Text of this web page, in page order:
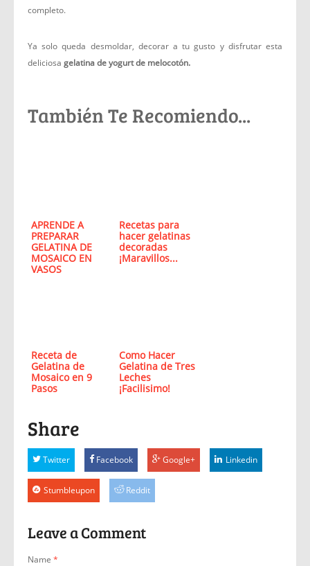
completo.
Ya solo queda desmoldar, decorar a tu gusto y disfrutar esta
deliciosa gelatina de yogurt de melocotón.
También Te Recomiendo...
APRENDE A
PREPARAR
GELATINA DE
MOSAICO EN
VASOS
Recetas para
hacer gelatinas
decoradas
¡Maravillos...
Receta de
Gelatina de
Mosaico en 9
Pasos
Como Hacer
Gelatina de Tres
Leches
¡Facilisimo!
Share
Twitter Facebook Google+ Linkedin
Stumbleupon Reddit
Leave a Comment
Name *